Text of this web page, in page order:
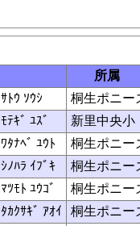
所属
ｻﾄｳ ｿｳｼ
桐生ポニー
ﾓﾃｷﾞ ﾕｽﾞ
新里中央小
ﾜﾀﾅﾍﾞ ﾕｳﾄ
桐生ポニー
ｼﾉﾊﾗ ｲﾌﾞｷ
桐生ポニー
ﾏﾂﾓﾄ ﾕｳｺﾞ
桐生ポニー
ﾀｶｸｻｷﾞ ｱｵｲ
桐生ポニー